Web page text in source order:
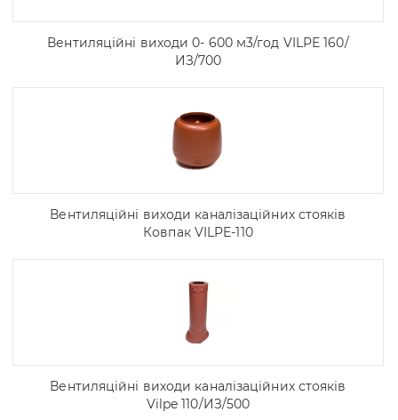
Вентиляційні виходи 0- 600 м3/год VILPE 160/
ИЗ/700
Вентиляційні виходи каналізаційних стояків
Ковпак VILPE-110
Вентиляційні виходи каналізаційних стояків
Vilpe 110/ИЗ/500